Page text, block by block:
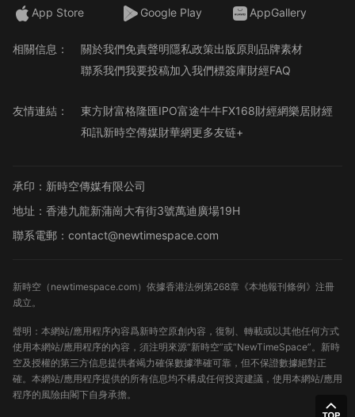
App Store Google Play AppGallery
相關信息： 關於我們免責聲明隱私政策出版原則品牌素材
聯系我們我要投稿加入我們標簽庫財經FAQ
友情連結： 東方財富格隆匯IPO富途牛牛FX168財經網樂居財經
和訊新時空傳媒財華網更多友链+
承印：新時空傳媒有限公司
地址：香港九龍新蒲崗大有街3號萬迪廣場19H
聯系電郵：contact@newtimespace.com
新時空（ newtimespace.com）依據香港法例第268章《本地報刊條例》注冊
成立。
聲明：本網站/應用程序內容爲新時空原創內容，復制、轉載或以其他任何方式
使用本網站/應用程序的內容，須注明來源“新時空”或“NewTimeSpace”。新時
空及授權的第三方信息提供者竭力確保數據準確可靠，但不保證數據絕對正
確。本網站/應用程序提供的所有信息均不構成任何投資建議，使用本網站/應用
程序的風險由閣下自身承擔。